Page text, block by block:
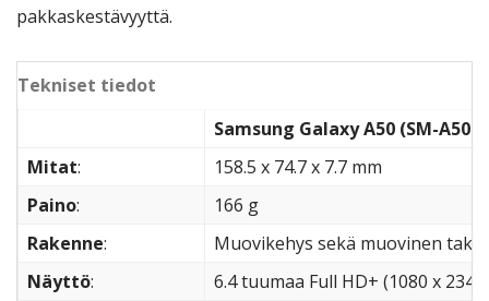
pakkaskestävyyttä.
Tekniset tiedot
Samsung Galaxy A50 (SM-
Mitat:
158.5 x 74.7 x 7.7 mm
Paino:
166 g
Rakenne:
Muovikehys sekä muovinen
Näyttö:
6.4 tuumaa Full HD+ (1080 x